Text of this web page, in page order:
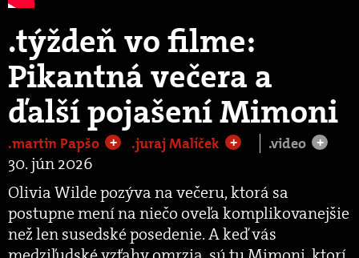
.týždeň vo filme:
Pikantná večera a
ďalší pojašení Mimoni
.martin Papšo + .juraj Malíček + .video +
30. jún 2026
Olivia Wilde pozýva na večeru, ktorá sa
postupne mení na niečo oveľa komplikovanejšie
než len susedské posedenie. A keď vás